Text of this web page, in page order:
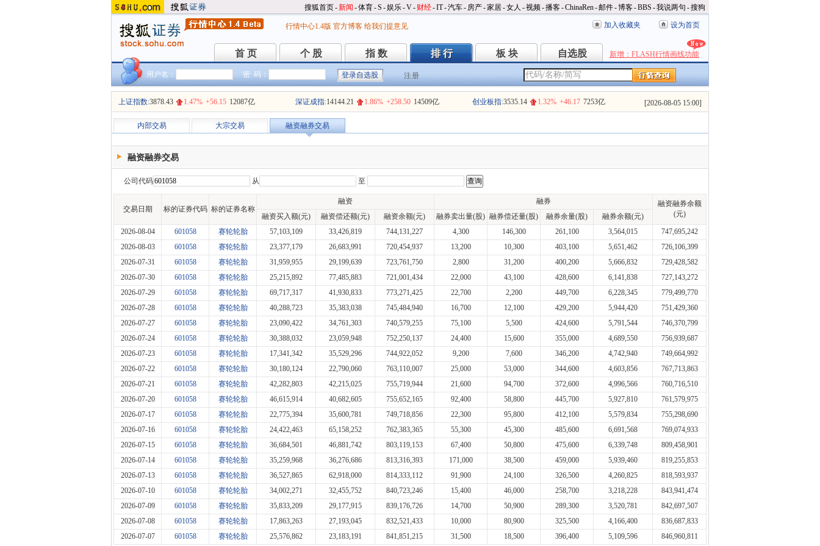
搜狐首页-新闻 -体育-S -娱乐-V- 财经-IT-汽车- 房产-家居-女人 -视频-播客-ChinaRen-邮件-博客-BBS -我说两句 -搜狗
行情中心1.4版 官方博客 给我们提意见 加入收藏夹 设为首页
首 页
首 页 个 股
个 股 指 数
指 数 排 行
排 行 板 块
板 块 自选股
自选股 新增：FLASH行情画线功能
用户名： 密 码： 注册
上证指数:3878.43 1.47% +56.15 12087亿 深证成指:14144.21 1.86% +258.50 14509亿 创业板指:3535.14 1.32% +46.17 7253亿 [2026-08-05 15:00]
内部交易 大宗交易 融资融券交易
融资融券交易
公司代码 从 至
交易日期 标的证券代码 标的证券名称
融资 融券
融资融券余额
(元)
融资买入额(元) 融资偿还额(元) 融资余额(元) 融券卖出量(股) 融券偿还量(股) 融券余量(股)
融券余额(元)
2026-08-04
601058 赛轮轮胎 57,103,109 33,426,819 744,131,227 4,300 146,300 261,100 3,564,015
747,695,242
2026-08-03
601058 赛轮轮胎 23,377,179 26,683,991 720,454,937 13,200 10,300 403,100 5,651,462
726,106,399
2026-07-31
601058 赛轮轮胎 31,959,955 29,199,639 723,761,750 2,800 31,200 400,200 5,666,832
729,428,582
2026-07-30
601058 赛轮轮胎 25,215,892 77,485,883 721,001,434 22,000 43,100 428,600 6,141,838
727,143,272
2026-07-29
601058 赛轮轮胎 69,717,317 41,930,833 773,271,425 22,700 2,200 449,700 6,228,345
779,499,770
2026-07-28
601058 赛轮轮胎 40,288,723 35,383,038 745,484,940 16,700 12,100 429,200 5,944,420
751,429,360
2026-07-27
601058 赛轮轮胎 23,090,422 34,761,303 740,579,255 75,100 5,500 424,600 5,791,544
746,370,799
2026-07-24
601058 赛轮轮胎 30,388,032 23,059,948 752,250,137 24,400 15,600 355,000 4,689,550
756,939,687
2026-07-23
601058 赛轮轮胎 17,341,342 35,529,296 744,922,052 9,200 7,600 346,200 4,742,940
749,664,992
2026-07-22
601058 赛轮轮胎 30,180,124 22,790,060 763,110,007 25,000 53,000 344,600 4,603,856
767,713,863
2026-07-21
601058 赛轮轮胎 42,282,803 42,215,025 755,719,944 21,600 94,700 372,600 4,996,566
760,716,510
2026-07-20
601058 赛轮轮胎 46,615,914 40,682,605 755,652,165 92,400 58,800 445,700 5,927,810
761,579,975
2026-07-17
601058 赛轮轮胎 22,775,394 35,600,781 749,718,856 22,300 95,800 412,100 5,579,834
755,298,690
2026-07-16
601058 赛轮轮胎 24,422,463 65,158,252 762,383,365 55,300 45,300 485,600 6,691,568
769,074,933
2026-07-15
601058 赛轮轮胎 36,684,501 46,881,742 803,119,153 67,400 50,800 475,600 6,339,748
809,458,901
2026-07-14
601058 赛轮轮胎 35,259,968 36,276,686 813,316,393 171,000 38,500 459,000 5,939,460
819,255,853
2026-07-13
601058 赛轮轮胎 36,527,865 62,918,000 814,333,112 91,900 24,100 326,500 4,260,825
818,593,937
2026-07-10
601058 赛轮轮胎 34,002,271 32,455,752 840,723,246 15,400 46,000 258,700 3,218,228
843,941,474
2026-07-09
601058 赛轮轮胎 35,833,209 29,177,915 839,176,726 14,700 50,900 289,300 3,520,781
842,697,507
2026-07-08
601058 赛轮轮胎 17,863,263 27,193,045 832,521,433 10,000 80,900 325,500 4,166,400
836,687,833
2026-07-07
601058 赛轮轮胎 25,576,862 23,183,191 841,851,215 31,500 18,500 396,400 5,109,596 846,960,811